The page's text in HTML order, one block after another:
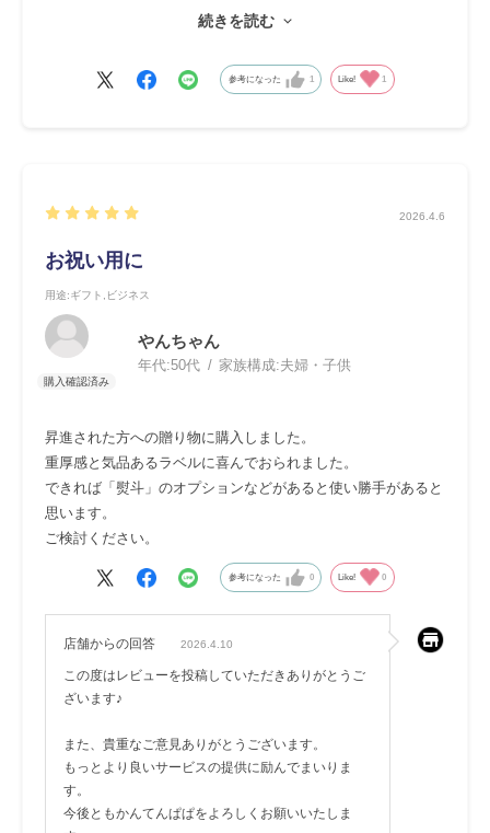
香りもすごくフルーティーでワイングラスで飲んだほうがいい
スタンダードの年輪の方も飲んでみたいと思ってます。
続きを読む
参考になった 1 Like! 1
2026.4.6
お祝い用に
用途:ギフト,ビジネス
やんちゃん
年代:50代 家族構成:夫婦・子供
昇進された方への贈り物に購入しました。
重厚感と気品あるラベルに喜んでおられました。
できれば「熨斗」のオプションなどがあると使い勝手があると
思います。
ご検討ください。
参考になった 0 Like! 0
店舗からの回答 2026.4.10
この度はレビューを投稿していただきありがとうご
ざいます♪
また、貴重なご意見ありがとうございます。
もっとより良いサービスの提供に励んでまいりま
す。
今後ともかんてんぱぱをよろしくお願いいたしま